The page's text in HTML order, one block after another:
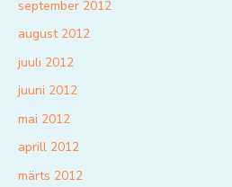
september 2012
august 2012
juuli 2012
juuni 2012
mai 2012
aprill 2012
märts 2012